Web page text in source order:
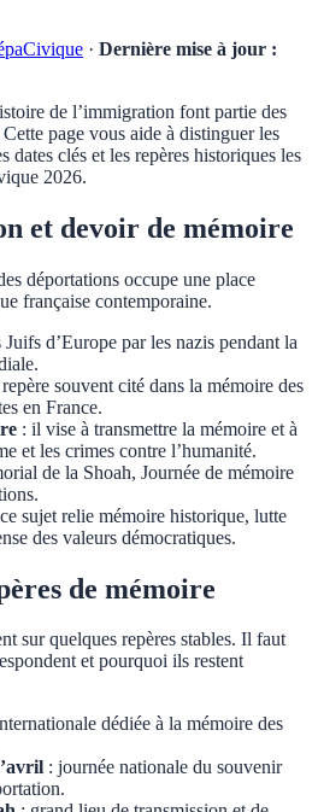
· Dernière mise à jour :
de l’immigration font partie des
page vous aide à distinguer les
dates clés et les repères historiques les
2026.
et devoir de mémoire
déportations occupe une place
française contemporaine.
Juifs d’Europe par les nazis pendant la
repère souvent cité dans la mémoire des
en France.
: il vise à transmettre la mémoire et à
et les crimes contre l’humanité.
de la Shoah, Journée de mémoire
sujet relie mémoire historique, lutte
des valeurs démocratiques.
de mémoire
sur quelques repères stables. Il faut
et pourquoi ils restent
dédiée à la mémoire des
: journée nationale du souvenir